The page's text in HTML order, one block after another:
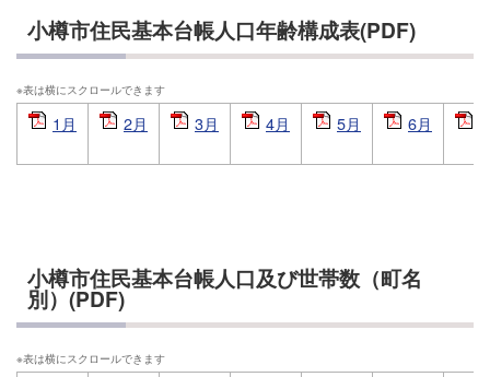
小樽市住民基本台帳人口年齢構成表(PDF)
1月 2月 3月 4月 5月 6月
小樽市住民基本台帳人口及び世帯数（町名
別）(PDF)